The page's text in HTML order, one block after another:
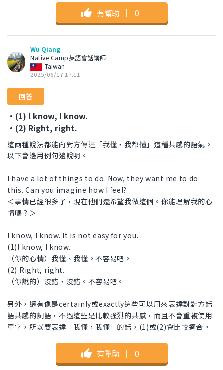
有幫助 ｜ 0
Wu Qiang
Native Camp英語會話講師
Taiwan
2025/06/17 17:11
回答
・(1) l know, I know.
・(2) Right, right.
這兩種說法都能向對方傳達「我懂，我都懂」這種共感的語氣。
以下會邊用例句邊說明。
I have a lot of things to do. Now, they want me to do
this. Can you imagine how I feel?
＜事情已經很多了，現在他們還希望我做這個。你能理解我的心
情嗎？＞
l know, I know. It is not easy for you.
(1)l know, I know.
（你的心情）我懂、我懂。不容易吧。
(2) Right, right.
（你說的）沒錯，沒錯。不容易吧。
另外，還有像是certainly或exactly這些可以用來表達對對方話
語共感的詞語，不過這些是比較強烈的共感，而且不會重複使用
單字，所以要表達「我懂，我懂」的話，(1)或(2)會比較適合。
有幫助 ｜ 0